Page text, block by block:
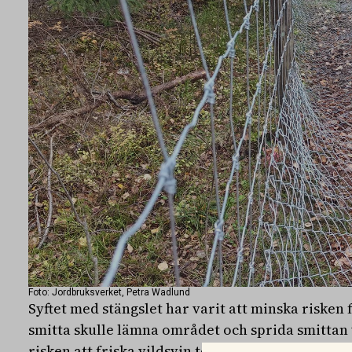
Foto: Jordbruksverket, Petra Wadlund
Syftet med stängslet har varit att minska
smitta skulle lämna området och sprida